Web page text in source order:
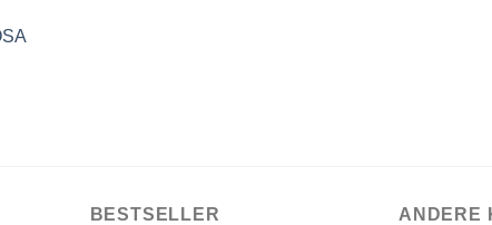
BESTSELLER ANDERE